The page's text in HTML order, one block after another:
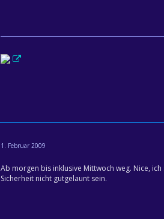
1. Februar 2009
Ab morgen bis inklusive Mittwoch weg. Nice,
Sicherheit nicht gutgelaunt sein.